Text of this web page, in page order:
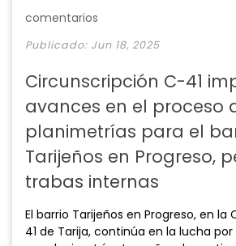
comentarios
Publicado: Jun 18, 2025
Circunscripción C-41
avances en el proceso
planimetrías para el
Tarijeños en Progreso,
trabas internas
El barrio Tarijeños en Progreso, en
41 de Tarija, continúa en la lucha